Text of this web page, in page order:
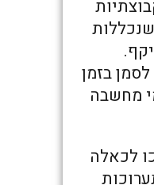
בזמן
מחשבה
לכאלה